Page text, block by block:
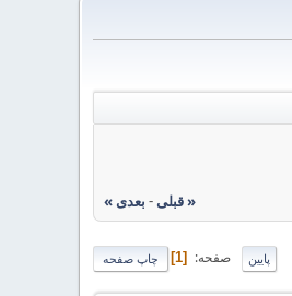
« قبلی- بعدی »
چاپ صفحه پایین صفحه 1